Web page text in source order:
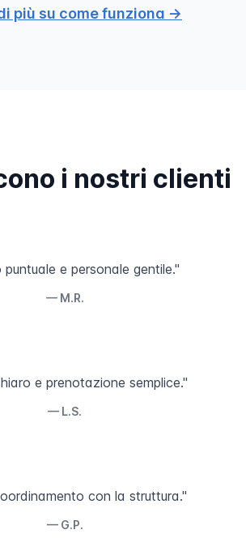
più su come funziona →
i nostri clienti
puntuale e personale gentile."
— M.R.
e prenotazione semplice."
— L.S.
con la struttura."
— G.P.